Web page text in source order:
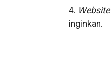
4. Website
inginkan.